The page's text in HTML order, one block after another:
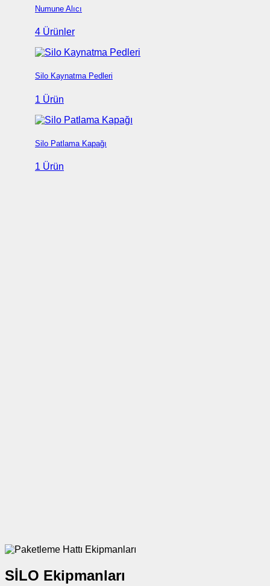
Numune Alıcı
4 Ürünler
Silo Kaynatma Pedleri
1 Ürün
Silo Patlama Kapağı
1 Ürün
SİLO Ekipmanları